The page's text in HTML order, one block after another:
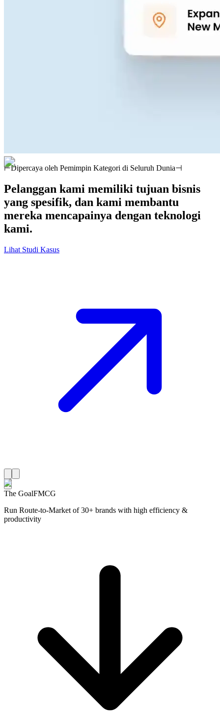
⊢Dipercaya oleh Pemimpin Kategori di Seluruh Dunia⊣
Pelanggan kami memiliki tujuan bisnis
yang spesifik, dan kami membantu
mereka mencapainya dengan teknologi
kami.
Lihat Studi Kasus
The GoalFMCG
Run Route-to-Market of 30+ brands with high efficiency &
productivity